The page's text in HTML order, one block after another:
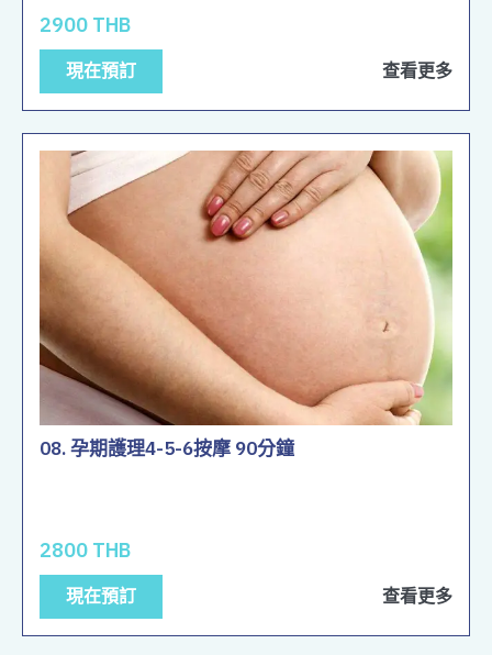
2900 THB
現在預訂 查看更多
08. 孕期護理4-5-6按摩 90分鐘
2800 THB
現在預訂 查看更多